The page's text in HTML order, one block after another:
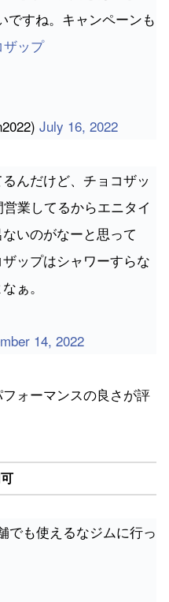
ですね。キャンペーンも
ップ
July 16, 2022
んだけど、チョコザッ
業してるからエニタイ
いのがなーと思って
ップはシャワーすらな
ぁ。
14, 2022
ォーマンスの良さが評
でも使えるなジムに行っ